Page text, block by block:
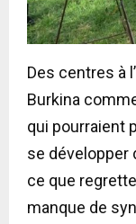
Des centres à
Burkina
qui pourraient
se développer
ce que
manque de